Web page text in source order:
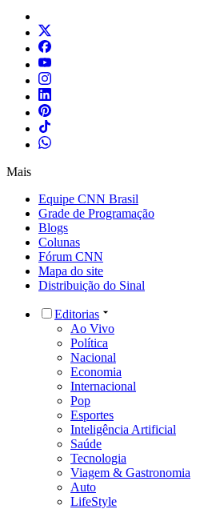
Mais
Equipe CNN Brasil
Grade de Programação
Blogs
Colunas
Fórum CNN
Mapa do site
Distribuição do Sinal
Editorias
Ao Vivo
Política
Nacional
Economia
Internacional
Pop
Esportes
Inteligência Artificial
Saúde
Tecnologia
Viagem & Gastronomia
Auto
LifeStyle